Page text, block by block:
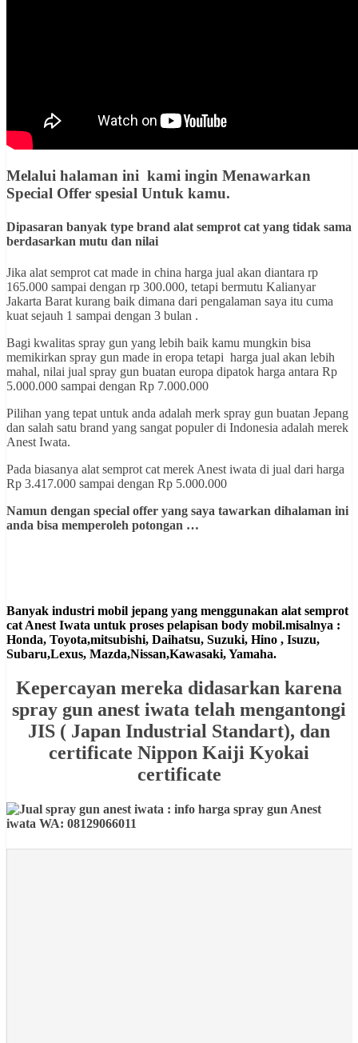
Melalui halaman ini kami ingin Menawarkan
Special Offer spesial Untuk kamu.
Dipasaran banyak type brand alat semprot cat yang tidak sama
berdasarkan mutu dan nilai
Jika alat semprot cat made in china harga jual akan diantara rp
165.000 sampai dengan rp 300.000, tetapi bermutu Kalianyar
Jakarta Barat kurang baik dimana dari pengalaman saya itu cuma
kuat sejauh 1 sampai dengan 3 bulan .
Bagi kwalitas spray gun yang lebih baik kamu mungkin bisa
memikirkan spray gun made in eropa tetapi harga jual akan lebih
mahal, nilai jual spray gun buatan europa dipatok harga antara Rp
5.000.000 sampai dengan Rp 7.000.000
Pilihan yang tepat untuk anda adalah merk spray gun buatan Jepang
dan salah satu brand yang sangat populer di Indonesia adalah merek
Anest Iwata.
Pada biasanya alat semprot cat merek Anest iwata di jual dari harga
Rp 3.417.000 sampai dengan Rp 5.000.000
Namun dengan special offer yang saya tawarkan dihalaman ini
anda bisa memperoleh potongan …
Banyak industri mobil jepang yang menggunakan alat semprot
cat Anest Iwata untuk proses pelapisan body mobil.misalnya :
Honda, Toyota,mitsubishi, Daihatsu, Suzuki, Hino , Isuzu,
Subaru,Lexus, Mazda,Nissan,Kawasaki, Yamaha.
Kepercayan mereka didasarkan karena
spray gun anest iwata telah mengantongi
JIS ( Japan Industrial Standart), dan
certificate Nippon Kaiji Kyokai
certificate